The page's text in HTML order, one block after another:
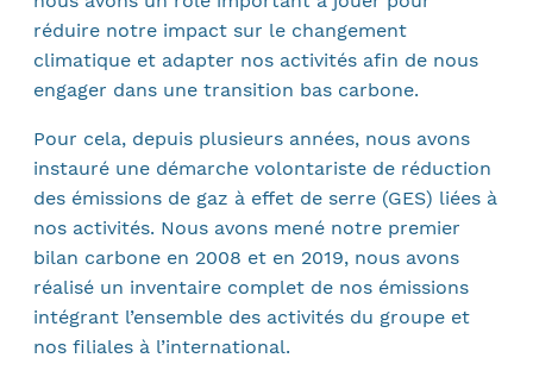
réduire notre impact sur le changement
climatique et adapter nos activités afin de nous
engager dans une transition bas carbone.
Pour cela, depuis plusieurs années, nous avons
instauré une démarche volontariste de réduction
des émissions de gaz à effet de serre (GES) liées à
nos activités. Nous avons mené notre premier
bilan carbone en 2008 et en 2019, nous avons
réalisé un inventaire complet de nos émissions
intégrant l’ensemble des activités du groupe et
nos filiales à l’international.